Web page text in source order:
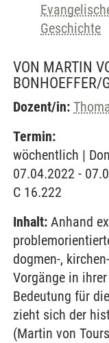
Geschichte
VON MARTIN
BONHOEFFER/
Dozent/in:
Termin:
wöchentlich |
07.04.2022 -
C 16.222
Inhalt: Anhand
dogmen-,
Vorgänge in
Bedeutung für
zieht sich der
(Martin von